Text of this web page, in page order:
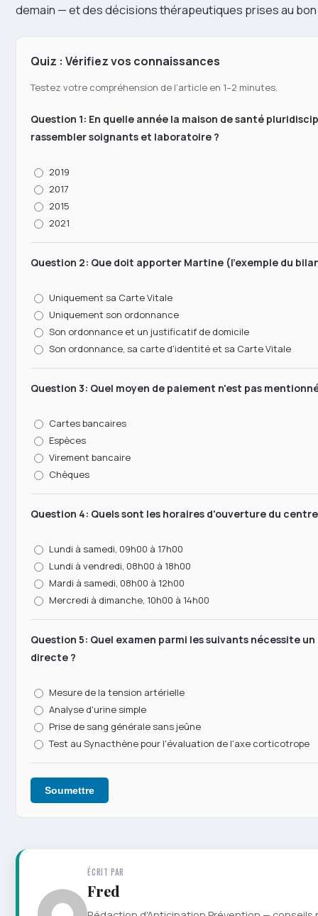
demain — et des décisions thérapeutiques prises au
Quiz : Vérifiez vos connaissances
Testez votre compréhension de l’article en 1–2 minutes.
Question 1: En quelle année la maison de santé
rassembler soignants et laboratoire ?
2019
2017
2015
2021
Question 2: Que doit apporter Martine (l'exemple du
Uniquement sa Carte Vitale
Uniquement son ordonnance
Son ordonnance et un justificatif de domicile
Son ordonnance, sa carte d'identité et sa Carte Vitale
Question 3: Quel moyen de paiement n'est pas
Cartes bancaires
Espèces
Virement bancaire
Chèques
Question 4: Quels sont les horaires d'ouverture du
Lundi à samedi, 09h00 à 17h00
Lundi à vendredi, 08h00 à 18h00
Mardi à samedi, 08h00 à 12h00
Mercredi à dimanche, 10h00 à 14h00
Question 5: Quel examen parmi les suivants nécessite
directe ?
Mesure de la tension artérielle
Analyse d'urine simple
Prise de sang générale sans jeûne
Test au Synacthène pour l'évaluation de l'axe corticotrope
Soumettre
ÉCRIT PAR
Fred